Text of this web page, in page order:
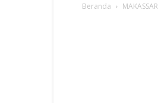
Beranda MAKASSAR